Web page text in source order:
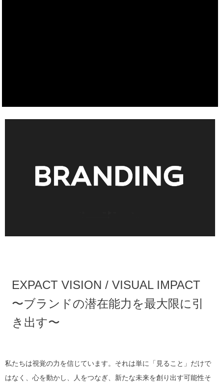
EXPACT VISION / VISUAL IMPACT
〜ブランドの潜在能力を最大限に引
き出す〜
私たちは視覚の力を信じています。それは単に「見ること」だけで
はなく、心を動かし、人をつなぎ、新たな未来を創り出す可能性そ